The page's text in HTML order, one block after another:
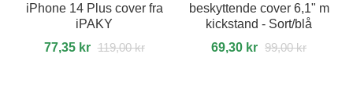
iPhone 14 Plus cover fra
iPAKY
77,35 kr 119,00 kr
beskyttende cover 6,1" m
kickstand - Sort/blå
69,30 kr 99,00 kr